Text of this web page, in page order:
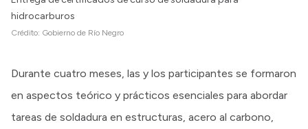
hidrocarburos
Crédito: Gobierno de Río Negro
Durante cuatro meses, las y los participantes se formaron
en aspectos teórico y prácticos esenciales para abordar
tareas de soldadura en estructuras, acero al carbono,